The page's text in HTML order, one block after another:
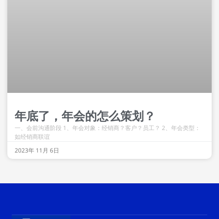
年底了，年会的怎么策划？
一、会前沟通阶段 1、年会对象：经销商？客户？员工？ 2、年会类型：
如经销商联谊
2023年 11月 6日